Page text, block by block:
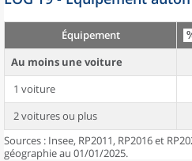
Équipement
Au moins une voiture
1 voiture
2 voitures ou plus
Sources : Insee, RP2011, RP2016 et
géographie au 01/01/2025.